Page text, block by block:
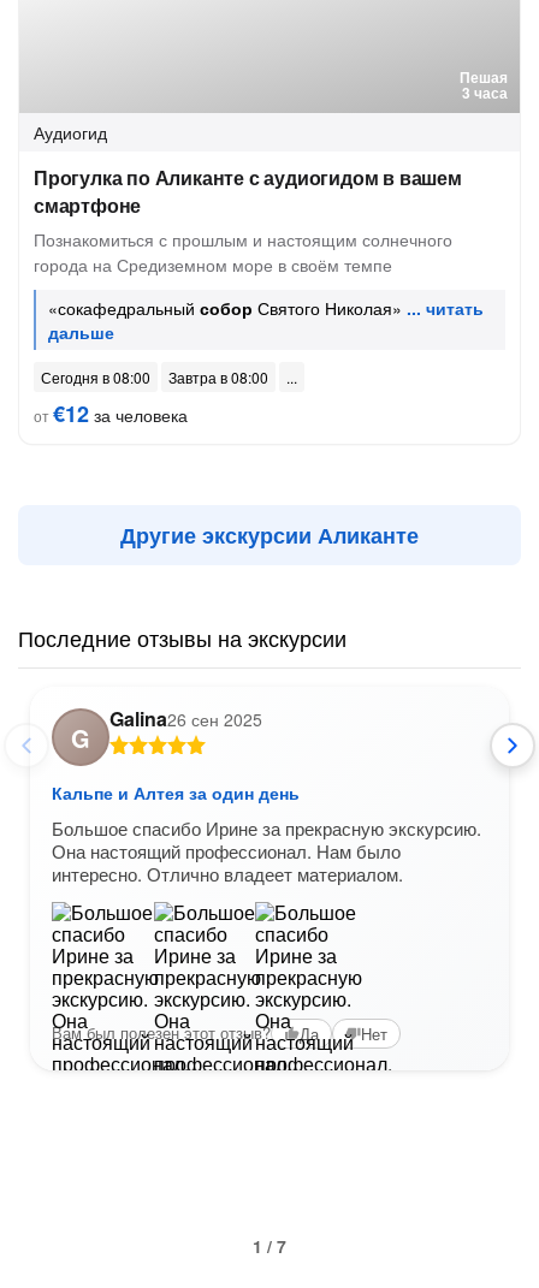
Пешая
3 часа
Аудиогид
Прогулка по Аликанте с аудиогидом в вашем
смартфоне
Познакомиться с прошлым и настоящим солнечного
города на Средиземном море в своём темпе
«сокафедральный собор Святого Николая»
Сегодня в 08:00
Завтра в 08:00
от€12 за человека
Другие экскурсии Аликанте
Последние отзывы на экскурсии
G
Galina26 сен 2025
Кальпе и Алтея за один день
Большое спасибо Ирине за прекрасную экскурсию.
Она настоящий профессионал. Нам было
интересно. Отлично владеет материалом.
Вам был полезен этот отзыв? Да Нет
1 / 7